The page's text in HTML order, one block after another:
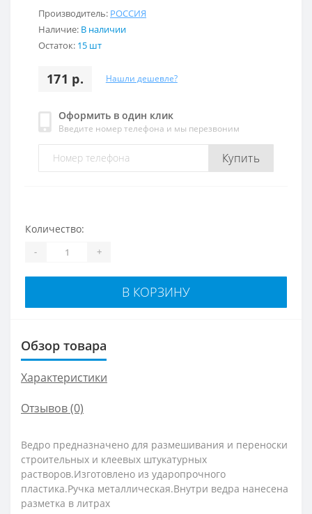
Производитель: РОССИЯ
Наличие: В наличии
Остаток: 15 шт
171 р. Нашли дешевле?
Оформить в один клик
Введите номер телефона и мы перезвоним
Купить
Количество:
- +
В КОРЗИНУ
Обзор товара
Характеристики
Отзывов (0)
Ведро предназначено для размешивания и переноски
строительных и клеевых штукатурных
растворов.Изготовлено из ударопрочного
пластика.Ручка металлическая.Внутри ведра нанесена
разметка в литрах